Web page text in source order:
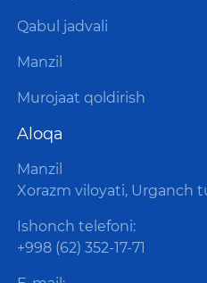
Qabul jadvali
Manzil
Murojaat qoldirish
Aloqa
Manzil
Xorazm viloyati, Urganch
Ishonch telefoni:
+998 (62) 352-17-71